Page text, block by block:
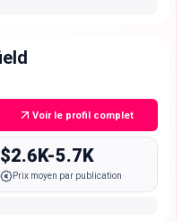
Voir le profil complet
$2.6K-5.7K
Prix moyen par publication